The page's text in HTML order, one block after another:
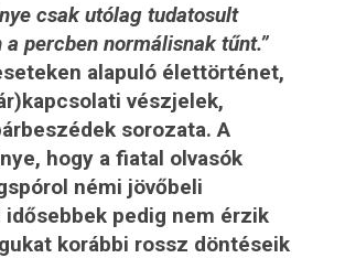
csak utólag tudatosult
a percben normálisnak tűnt.”
alapuló élettörténet,
vészjelek,
sorozata. A
hogy a fiatal olvasók
némi jövőbeli
idősebbek pedig nem érzik
korábbi rossz döntéseik